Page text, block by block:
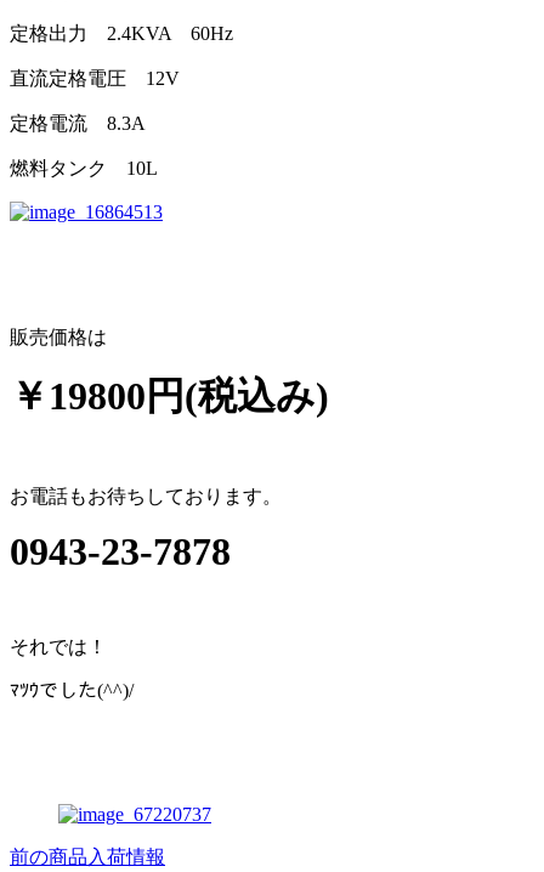
定格出力 2.4KVA 60Hz
直流定格電圧 12V
定格電流 8.3A
燃料タンク 10L
販売価格は
￥19800円(税込み)
お電話もお待ちしております。
0943-23-7878
それでは！
ﾏﾂｳでした(^^)/
前の商品入荷情報